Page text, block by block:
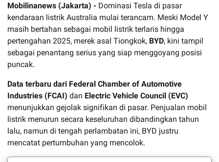
Mobilinanews (Jakarta) - Dominasi Tesla di pasar
kendaraan listrik Australia mulai terancam. Meski Model Y
masih bertahan sebagai mobil listrik terlaris hingga
pertengahan 2025, merek asal Tiongkok, BYD, kini tampil
sebagai penantang serius yang siap menggoyang posisi
puncak.
Data terbaru dari Federal Chamber of Automotive
Industries (FCAI) dan Electric Vehicle Council (EVC)
menunjukkan gejolak signifikan di pasar. Penjualan mobil
listrik menurun secara keseluruhan dibandingkan tahun
lalu, namun di tengah perlambatan ini, BYD justru
mencatat pertumbuhan yang mencolok.